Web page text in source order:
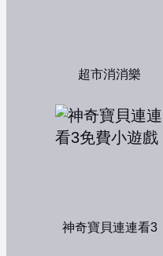
超市消消樂
神奇寶貝連連看3